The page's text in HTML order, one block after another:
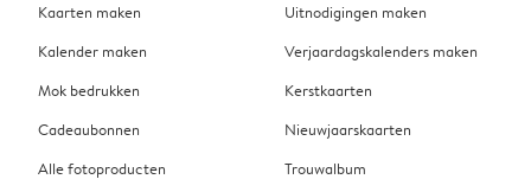
Kaarten maken
Kalender maken
Mok bedrukken
Cadeaubonnen
Alle fotoproducten
Uitnodigingen maken
Verjaardagskalenders maken
Kerstkaarten
Nieuwjaarskaarten
Trouwalbum